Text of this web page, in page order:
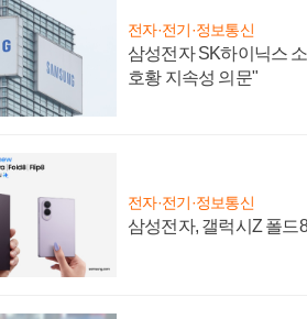
전자·전기·정보통신
삼성전자 SK하이닉스
호황 지속성 의문"
전자·전기·정보통신
삼성전자, 갤럭시Z 폴드